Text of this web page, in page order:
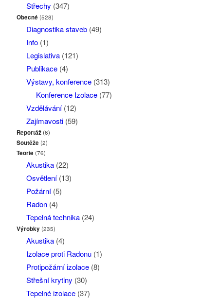
Střechy (347)
Obecné (528)
Diagnostika staveb(49)
Info(1)
Legislativa(121)
Publikace(4)
Výstavy, konference(313)
Konference Izolace(77)
Vzdělávání(12)
Zajímavosti(59)
Reportáž(6)
Soutěže (2)
Teorie (76)
Akustika(22)
Osvětlení(13)
Požární(5)
Radon(4)
Tepelná technika(24)
Výrobky(235)
Akustika(4)
Izolace proti Radonu(1)
Protipožární izolace(8)
Střešní krytiny (30)
Tepelné izolace(37)